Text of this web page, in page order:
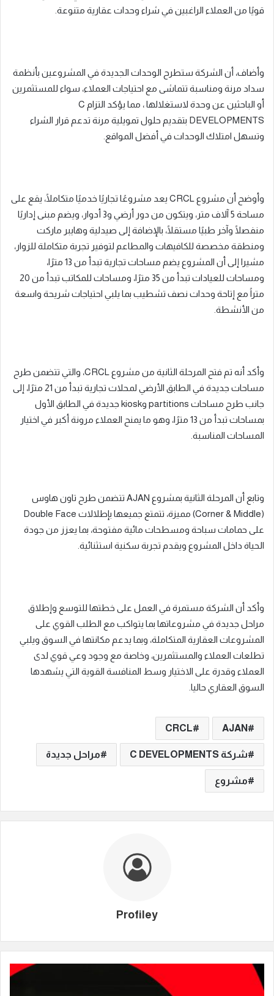
قويًا من العملاء الراغبين في شراء وحدات عقارية متنوعة.
وأضاف، أن الشركة ستطرح الوحدات الجديدة في المشروعين بأنظمة
سداد مرنة ومناسبة تتماشى مع احتياجات العملاء، سواء للمستثمرين
أو الباحثين عن وحدة لاستغلالها ، مما يؤكد التزام C
DEVELOPMENTS بتقديم حلول تمويلية مرنة تدعم قرار الشراء
وتسهل امتلاك الوحدات في أفضل المواقع.
وأوضح أن مشروع CRCL يعد مشروعًا تجاريًا خدميًا متكاملًا، يقع على
مساحة 5 آلاف متر، ويتكون من دور أرضي و3 أدوار، ويضم مبنى إداريًا
منفصلًا وآخر طبيًا مستقلًا، بالإضافة إلى صيدلية وهايبر ماركت
ومنطقة مخصصة للكافيهات والمطاعم لتوفير تجربة متكاملة للزوار،
مشيرا إلى أن المشروع يضم مساحات تجارية تبدأ من 13 مترًا،
ومساحات للعيادات تبدأ من 35 مترًا، ومساحات للمكاتب تبدأ من 20
متراً مع إتاحة وحدات نصف تشطيب بما يلبي احتياجات شريحة واسعة
من الأنشطة.
وأكد أنه تم فتح المرحلة الثانية من مشروع CRCL، والتي تتضمن طرح
مساحات جديدة في الطابق الأرضي لمحلات تجارية تبدأ من 21 مترًا، إلى
جانب طرح مساحات partitions وkiosk جديدة في الطابق الأول
بمساحات تبدأ من 13 مترًا، وهو ما يمنح العملاء مرونة أكبر في اختيار
المساحات المناسبة.
وتابع أن المرحلة الثانية بمشروع AJAN تتضمن طرح تاون هاوس
(Corner & Middle) مميزة، تتمتع جميعها بإطلالات Double Face
على حمامات سباحة ومسطحات مائية مفتوحة، بما يعزز من جودة
الحياة داخل المشروع ويقدم تجربة سكنية استثنائية.
وأكد أن الشركة مستمرة في العمل على خطتها للتوسع وإطلاق
مراحل جديدة في مشروعاتها بما يتواكب مع الطلب القوي على
المشروعات العقارية المتكاملة، وبما يدعم مكانتها في السوق ويلبي
تطلعات العملاء والمستثمرين، وخاصة مع وجود وعي قوي لدى
العملاء وقدرة على الاختيار وسط المنافسة القوية التي يشهدها
السوق العقاري حاليا.
AJAN
CRCL
شركة C DEVELOPMENTS مراحل جديدة
مشروع
Profiley